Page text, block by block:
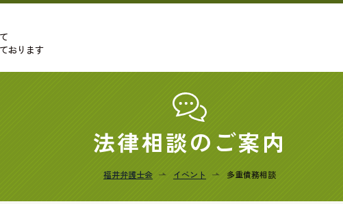
おります
法律相談のご案内
福井弁護士会 イベント 多重債務相談